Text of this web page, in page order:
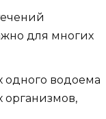
для многих
одного водоема
организмов,